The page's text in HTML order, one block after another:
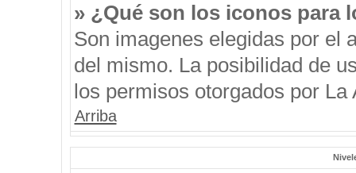
» ¿Qué son los iconos para
Son imagenes elegidas por el
del mismo. La posibilidad de
los permisos otorgados por La
Arriba